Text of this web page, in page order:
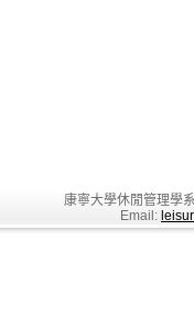
康寧大學休閒管理學
Email: